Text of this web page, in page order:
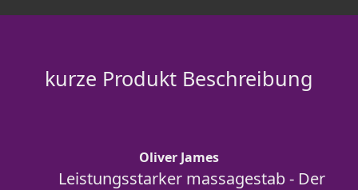
kurze Produkt Beschreibung
Oliver James
Leistungsstarker massagestab - Der